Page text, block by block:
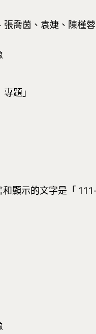
喬茵、袁婕、陳槿蓉
題」